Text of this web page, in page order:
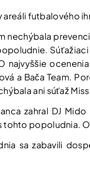
areáli futbalového
nechýbala
najvyššie
a Bača Team.
ani súťaž
zahral DJ
tohto popoludnia.
sa zabavili